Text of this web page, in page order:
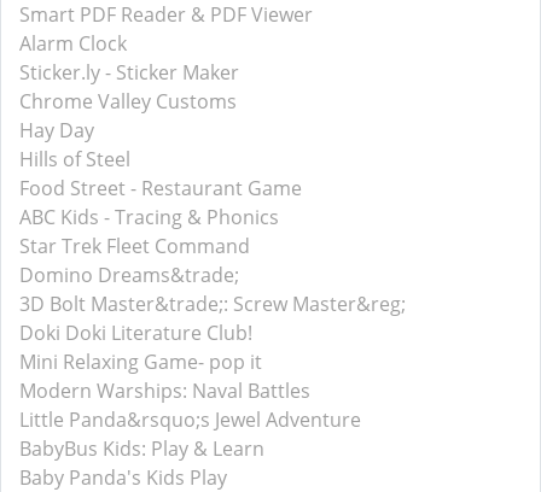
Smart PDF Reader & PDF Viewer
Alarm Clock
Sticker.ly - Sticker Maker
Chrome Valley Customs
Hay Day
Hills of Steel
Food Street - Restaurant Game
ABC Kids - Tracing & Phonics
Star Trek Fleet Command
Domino Dreams&trade;
3D Bolt Master&trade;: Screw Master&reg;
Doki Doki Literature Club!
Mini Relaxing Game- pop it
Modern Warships: Naval Battles
Little Panda&rsquo;s Jewel Adventure
BabyBus Kids: Play & Learn
Baby Panda's Kids Play